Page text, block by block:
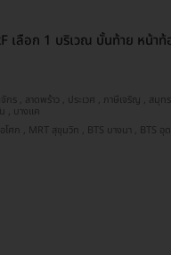
เลือก 1 บริเวณ บั้นท้าย หน้า
คลองเตย , คันนายาว , บางนา , ลาดกระบัง , ปทุมวัน , บางแค